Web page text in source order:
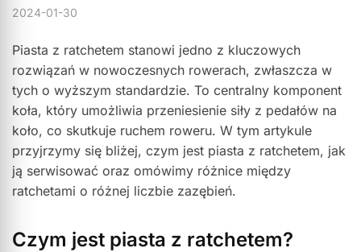
2024-01-30
Piasta z ratchetem stanowi jedno z kluczowych
rozwiązań w nowoczesnych rowerach, zwłaszcza w
tych o wyższym standardzie. To centralny komponent
koła, który umożliwia przeniesienie siły z pedałów na
koło, co skutkuje ruchem roweru. W tym artykule
przyjrzymy się bliżej, czym jest piasta z ratchetem, jak
ją serwisować oraz omówimy różnice między
ratchetami o różnej liczbie zazębień.
Czym jest piasta z ratchetem?